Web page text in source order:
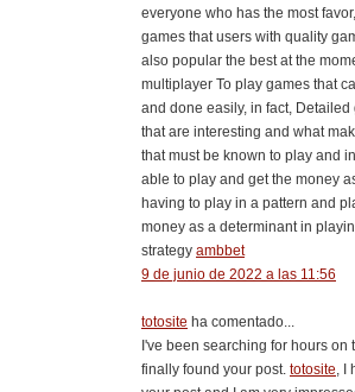
everyone who has the most
games that users with quality
also popular the best at the
multiplayer To play games that
and done easily, in fact, Detailed
that are interesting and what
that must be known to play and
able to play and get the money
having to play in a pattern and
money as a determinant in
strategy ambbet
9 de junio de 2022 a las 11:56
totosite ha comentado...
I've been searching for hours on
finally found your post. totosite, I